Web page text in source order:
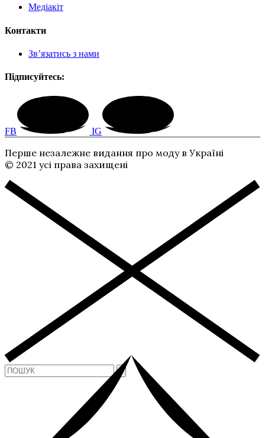
Медіакіт
Контакти
Зв’язатись з нами
Підписуйтесь:
FB IG
Перше незалежне видання про моду в Україні
© 2021 усі права захищені